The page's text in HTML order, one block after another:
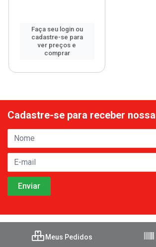
Faça seu login ou
cadastre-se para
ver preços e
comprar
Cadastre-se para receber
Meus Pedidos